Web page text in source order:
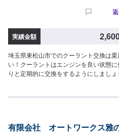
実績金額
埼玉県東松山市でのクーラント交換は
い！クーラントはエンジンを良い状態
りと定期的に交換をするようにしまし
塗装では、高い技術で満足な仕上がり
様のカーライフを幅広く支えてまいり
有限会社 オートワークス雅